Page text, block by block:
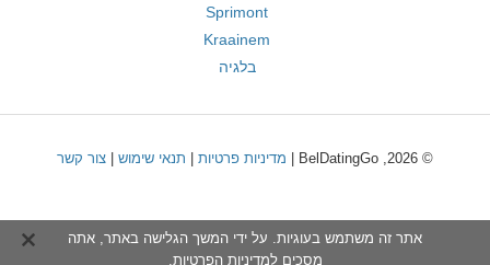
Sprimont
Kraainem
בלגיה
© 2026, BelDatingGo | מדיניות פרטיות תנאי שימוש צור קשר
אתר זה משתמש בעוגיות. על ידי המשך הגלישה באתר, אתה
מסכים למדיניות הפרטיות.